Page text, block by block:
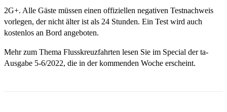
2G+. Alle Gäste müssen einen offiziellen negativen Testnachweis
vorlegen, der nicht älter ist als 24 Stunden. Ein Test wird auch
kostenlos an Bord angeboten.
Mehr zum Thema Flusskreuzfahrten lesen Sie im Special der ta-
Ausgabe 5-6/2022, die in der kommenden Woche erscheint.